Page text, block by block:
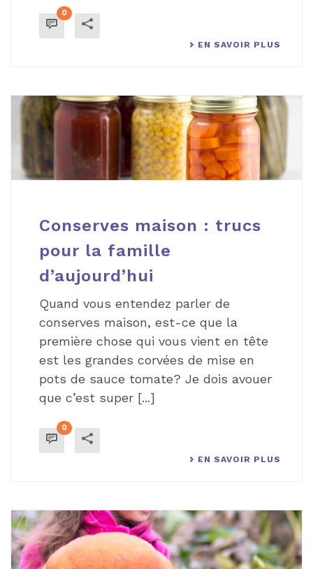
0
EN SAVOIR PLUS
Conserves maison : trucs
pour la famille
d’aujourd’hui
Quand vous entendez parler de
conserves maison, est-ce que la
première chose qui vous vient en tête
est les grandes corvées de mise en
pots de sauce tomate? Je dois avouer
que c’est super [...]
0
EN SAVOIR PLUS